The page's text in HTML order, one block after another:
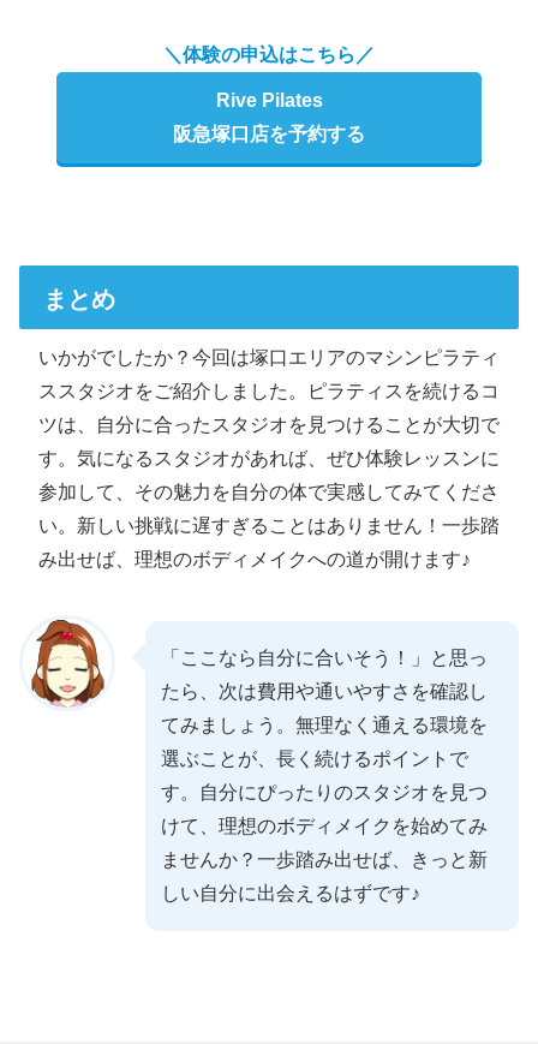
＼体験の申込はこちら／
Rive Pilates
阪急塚口店を予約する
まとめ
いかがでしたか？今回は塚口エリアのマシンピラティ
ススタジオをご紹介しました。ピラティスを続けるコ
ツは、自分に合ったスタジオを見つけることが大切で
す。気になるスタジオがあれば、ぜひ体験レッスンに
参加して、その魅力を自分の体で実感してみてくださ
い。新しい挑戦に遅すぎることはありません！一歩踏
み出せば、理想のボディメイクへの道が開けます♪
「ここなら自分に合いそう！」と思っ
たら、次は費用や通いやすさを確認し
てみましょう。無理なく通える環境を
選ぶことが、長く続けるポイントで
す。自分にぴったりのスタジオを見つ
けて、理想のボディメイクを始めてみ
ませんか？一歩踏み出せば、きっと新
しい自分に出会えるはずです♪